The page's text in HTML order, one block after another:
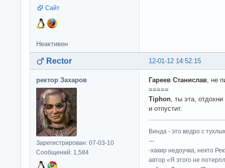
Сайт
Неактивен
12-01-12 14:52:15
Rector
ректор Захаров
Зарегистрирован: 07-03-10
Сообщений: 1,584
Гареев Станислав , не
=====
Tiphon , ты эта,
и отпустит.
Винда - это ведро с
---
-хакир недоучка, некто
автор «Я этого не